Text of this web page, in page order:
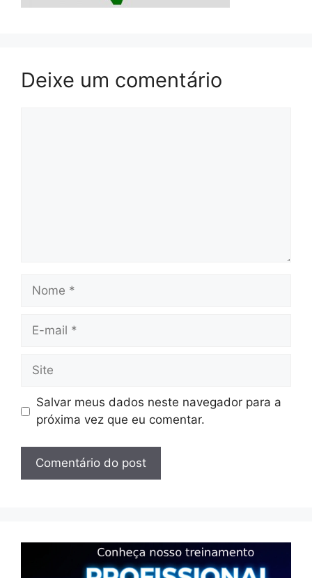
Deixe um comentário
Nome
Site
Salvar meus dados neste navegador para a
próxima vez que eu comentar.